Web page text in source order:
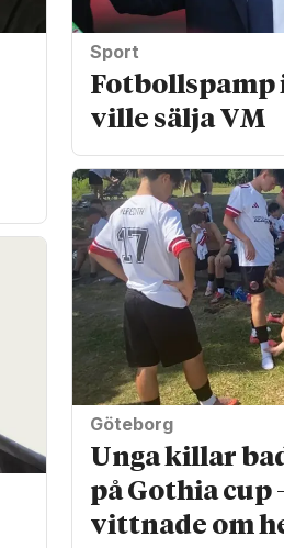
Sport
Fotbollspamp
ville sälja VM
Göteborg
Unga killar
på Gothia cup
vittnade om